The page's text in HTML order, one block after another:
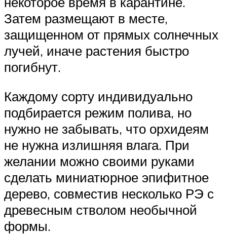
Затем размещают в месте,
защищенном от прямых солнечных
лучей, иначе растения быстро
погибнут.
Каждому сорту индивидуально
подбирается режим полива, но
нужно не забывать, что орхидеям
не нужна излишняя влага. При
желании можно своими руками
сделать миниатюрное эпифитное
дерево, совместив несколько РЭ с
древесным стволом необычной
формы.